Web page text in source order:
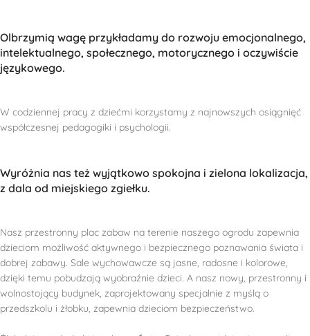
Olbrzymią wagę przykładamy do rozwoju emocjonalnego,
intelektualnego, społecznego, motorycznego i oczywiście
językowego.
W codziennej pracy z dziećmi korzystamy z najnowszych osiągnięć
współczesnej pedagogiki i psychologii.
Wyróżnia nas też wyjątkowo spokojna i zielona lokalizacja,
z dala od miejskiego zgiełku.
Nasz przestronny plac zabaw na terenie naszego ogrodu zapewnia
dzieciom możliwość aktywnego i bezpiecznego poznawania świata i
dobrej zabawy. Sale wychowawcze są jasne, radosne i kolorowe,
dzięki temu pobudzają wyobraźnie dzieci. A nasz nowy, przestronny i
wolnostojący budynek, zaprojektowany specjalnie z myślą o
przedszkolu i żłobku, zapewnia dzieciom bezpieczeństwo.